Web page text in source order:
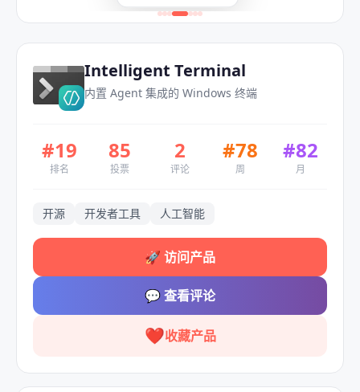
Intelligent Terminal
内置 Agent 集成的 Windows 终端
#19
排名
85
投票
2
评论
#78
周
#82
月
开源 开发者工具 人工智能
🚀 访问产品
💬查看评论
❤️收藏产品